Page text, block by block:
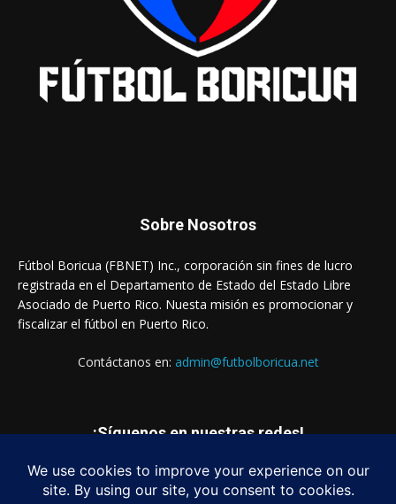
Sobre Nosotros
Fútbol Boricua (FBNET) Inc., corporación sin fines de lucro
registrada en el Departamento de Estado del Estado Libre
Asociado de Puerto Rico. Nuesta misión es promocionar y
fiscalizar el fútbol en Puerto Rico.
Contáctanos en: admin@futbolboricua.net
¡Síguenos en nuestras redes!